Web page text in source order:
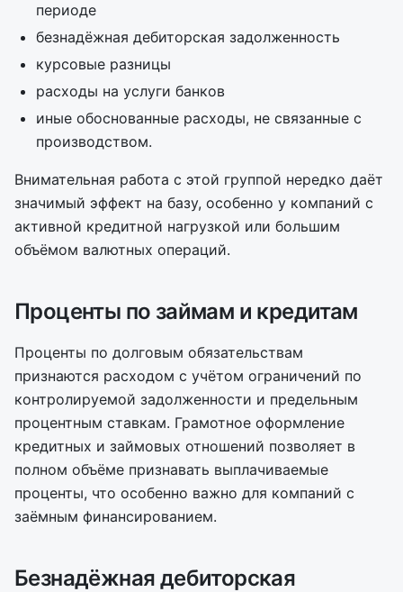
периоде
безнадёжная дебиторская задолженность
курсовые разницы
расходы на услуги банков
иные обоснованные расходы, не связанные с
производством.
Внимательная работа с этой группой нередко даёт
значимый эффект на базу, особенно у компаний с
активной кредитной нагрузкой или большим
объёмом валютных операций.
Проценты по займам и кредитам
Проценты по долговым обязательствам
признаются расходом с учётом ограничений по
контролируемой задолженности и предельным
процентным ставкам. Грамотное оформление
кредитных и займовых отношений позволяет в
полном объёме признавать выплачиваемые
проценты, что особенно важно для компаний с
заёмным финансированием.
Безнадёжная дебиторская